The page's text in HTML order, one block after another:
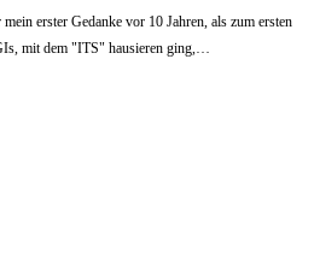
erster Gedanke vor 10 Jahren, als zum ersten
mit dem "ITS" hausieren ging,…